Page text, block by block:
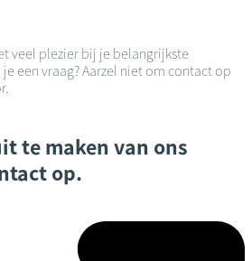
veel plezier bij je belangrijkste
een vraag? Aarzel niet om contact op
te maken van ons
op.